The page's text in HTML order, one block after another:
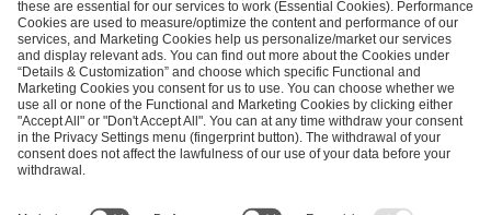
SEND MESSAGE